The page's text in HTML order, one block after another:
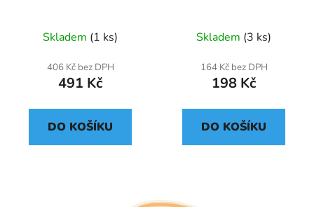
Skladem (1 ks)
406 Kč bez DPH
491 Kč
DO KOŠÍKU
Skladem (3 ks)
164 Kč bez DPH
198 Kč
DO KOŠÍKU